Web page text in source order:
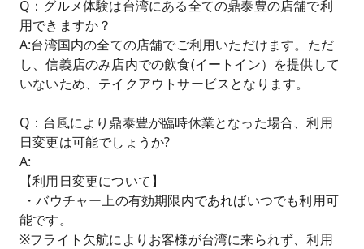
Q：グルメ体験は台湾にある全ての鼎泰豊の店舗で利
用できますか？
A:台湾国内の全ての店舗でご利用いただけます。ただ
し、信義店のみ店内での飲食(イートイン）を提供して
いないため、テイクアウトサービスとなります。
Q：台風により鼎泰豊が臨時休業となった場合、利用
日変更は可能でしょうか?
A:
【利用日変更について】
・バウチャー上の有効期限内であればいつでも利用可
能です。
※フライト欠航によりお客様が台湾に来られず、利用